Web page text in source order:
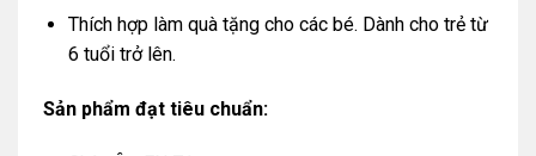
Thích hợp làm quà tặng cho các bé. Dành cho trẻ từ
6 tuổi trở lên.
Sản phẩm đạt tiêu chuẩn: